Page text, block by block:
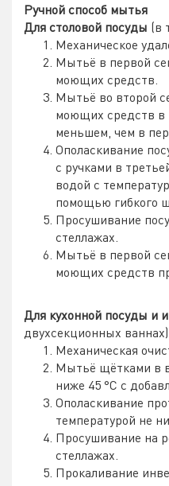
Ручной способ мытья
Для столовой посуды (в
Механическое
Мытьё в первой
моющих средств.
Мытьё во второй
моющих средств в
меньшем, чем в
Ополаскивание
с ручками в
водой с
помощью гибкого
Просушивание
стеллажах.
Мытьё в первой
моющих средств
Для кухонной посуды и
двухсекционных
Механическая
Мытьё щётками в
ниже 45 °C с
Ополаскивание
температурой не
Просушивание на
стеллажах.
Прокаливание